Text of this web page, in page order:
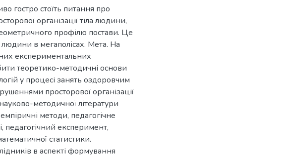
гостро стоїть питання про
організації тіла людини,
профілю постави. Це
в мегаполісах. Мета. На
експериментальних
теоретико-методичні основи
у процесі занять оздоровчим
просторової організації
методичної літератури
методи, педагогічне
педагогічний експеримент,
статистики.
в аспекті формування